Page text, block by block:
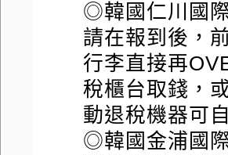
◎韓國仁川國際
請在報到後，
行李直接再
稅櫃台取錢，
動退稅機器可
◎韓國金浦國際